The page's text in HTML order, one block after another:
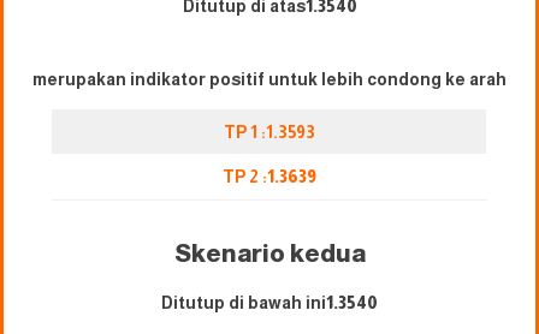
Ditutup di atas1.3540
merupakan indikator positif untuk lebih condong ke arah
TP 1 :1.3593
TP 2 :1.3639
Skenario kedua
Ditutup di bawah ini1.3540